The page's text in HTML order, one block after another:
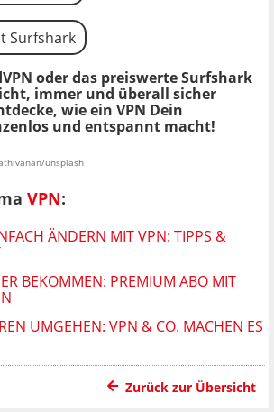
Surfshark
oder das preiswerte Surfshark
immer und überall sicher
wie ein VPN Dein
und entspannt macht!
unsplash
VPN:
ÄNDERN MIT VPN: TIPPS &
BEKOMMEN: PREMIUM ABO MIT
UMGEHEN: VPN & CO. MACHEN ES
Zurück zur Übersicht